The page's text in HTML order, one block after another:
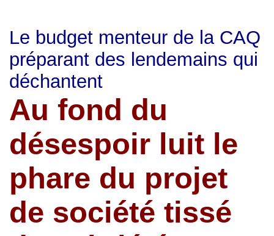
Le budget menteur de la CAQ
préparant des lendemains qui
déchantent
Au fond du
désespoir luit le
phare du projet
de société tissé